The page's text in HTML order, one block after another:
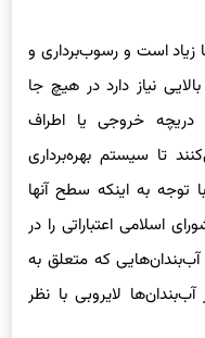
است و رسوب‌برداری و
نیاز دارد در هیچ جا
دریچه خروجی یا اطراف
تا سیستم بهره‌برداری
توجه به اینکه سطح آنها
اعتباراتی را در
آب‌بندان‌هایی که متعلق به
لایروبی با نظر